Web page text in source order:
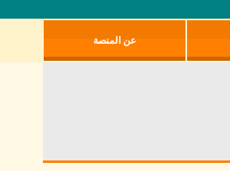
عن المنصة